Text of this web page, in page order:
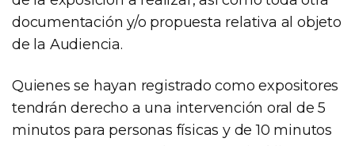
documentación y/o propuesta relativa al objeto
de la Audiencia.
Quienes se hayan registrado como expositores
tendrán derecho a una intervención oral de 5
minutos para personas físicas y de 10 minutos